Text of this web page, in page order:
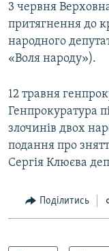
3 червня
притягнення до
народного
«Воля народу»).
12 травня
Генпрокуратура
злочинів двох
подання про
Сергія Клюєва
Поділитись